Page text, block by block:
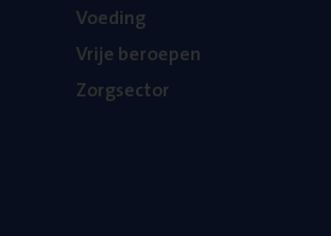
Voe­ding
Vrije beroe­pen
Zorg­sec­tor